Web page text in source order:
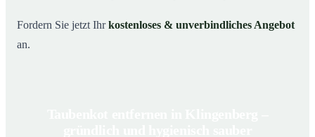
Fordern Sie jetzt Ihrkostenloses & unverbindliches Angebot
an.